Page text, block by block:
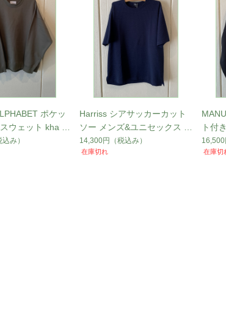
ポケッ
ウェット khaki
込み）
Harriss シアサッカーカット
ソー メンズ&ユニセックス n
avy サイズ42 (L) CS-007
14,300円 （税込み）
在庫切れ
ト付
CS-
16,500
在庫切